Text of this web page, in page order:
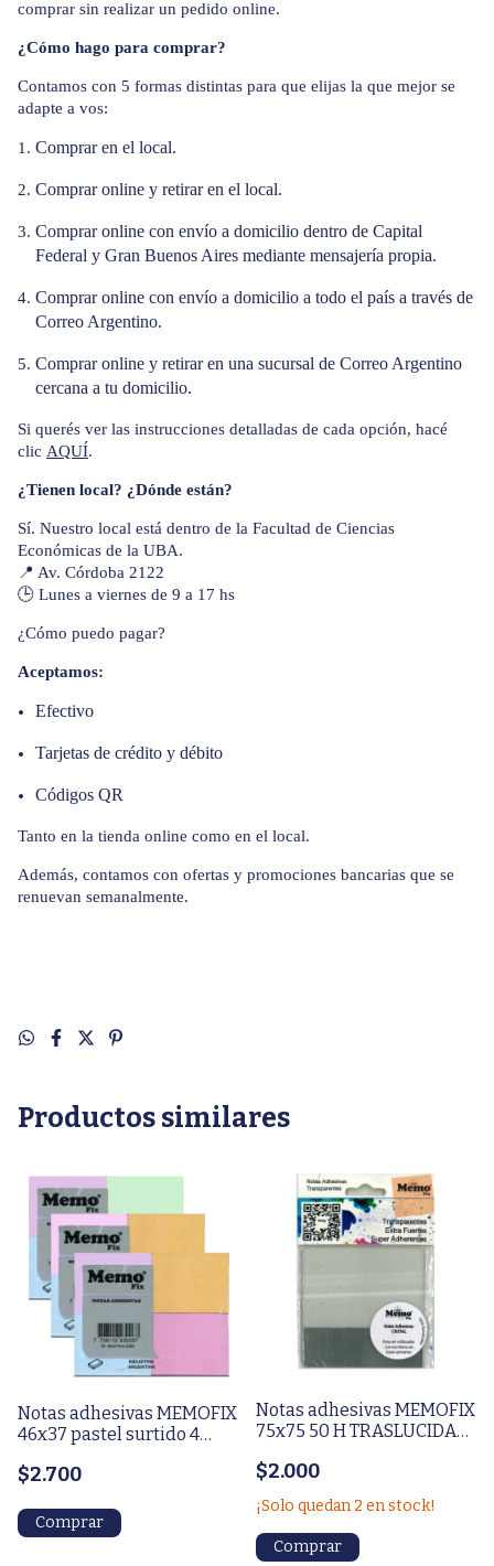
comprar sin realizar un pedido online.
¿Cómo hago para comprar?
Contamos con 5 formas distintas para que elijas la que mejor se
adapte a vos:
Comprar en el local.
Comprar online y retirar en el local.
Comprar online con envío a domicilio dentro de Capital
Federal y Gran Buenos Aires mediante mensajería propia.
Comprar online con envío a domicilio a todo el país a través de
Correo Argentino.
Comprar online y retirar en una sucursal de Correo Argentino
cercana a tu domicilio.
Si querés ver las instrucciones detalladas de cada opción, hacé
clic AQUÍ.
¿Tienen local? ¿Dónde están?
Sí. Nuestro local está dentro de la Facultad de Ciencias
Económicas de la UBA.
📍 Av. Córdoba 2122
🕒 Lunes a viernes de 9 a 17 hs
¿Cómo puedo pagar?
Aceptamos:
Efectivo
Tarjetas de crédito y débito
Códigos QR
Tanto en la tienda online como en el local.
Además, contamos con ofertas y promociones bancarias que se
renuevan semanalmente.
Productos similares
Notas adhesivas MEMOFIX
46x37 pastel surtido 4
$2.700
Notas adhesivas MEMOFIX
75x75 50 H TRASLUCIDA
$2.000
¡Solo quedan 2 en stock!